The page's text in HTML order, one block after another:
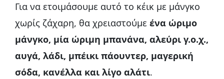
Για να ετοιμάσουμε αυτό το κέικ με μάνγκο
χωρίς ζάχαρη, θα χρειαστούμε ένα ώριμο
μάνγκο, μία ώριμη μπανάνα, αλεύρι γ.ο.χ.,
αυγά, λάδι, μπέικι πάουντερ, μαγερική
σόδα, κανέλλα και λίγο αλάτι.